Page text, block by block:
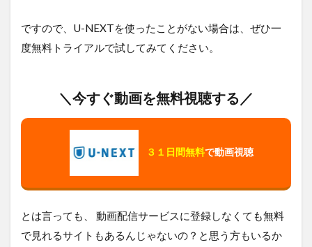
ですので、U-NEXTを使ったことがない場合は、ぜひ一
度無料トライアルで試してみてください。
＼今すぐ動画を無料視聴する／
３１日間無料で動画視聴
とは言っても、 動画配信サービスに登録しなくても無料
で見れるサイトもあるんじゃないの？と思う方もいるか